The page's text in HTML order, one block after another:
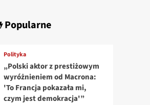
Popularne
Polityka
„Polski aktor z prestiżowym
wyróżnieniem od Macrona:
'To Francja pokazała mi,
czym jest demokracja'”